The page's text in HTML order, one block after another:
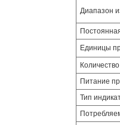
Диапазон
Единицы
Питание
Тип